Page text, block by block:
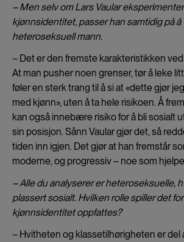
– Men selv om Lars Vaular
kjønnsidentitet, passer han samtidig på å
heteroseksuell mann.
– Det er den fremste karakteristikken
At man pusher noen grenser, tør å leke
føler en sterk trang til å si at «dette gjør
med kjønn», uten å ta hele risikoen. Å
kan også innebære risiko for å bli sosialt
sin posisjon. Sånn Vaular gjør det, så
tiden inn igjen. Det gjør at han fremstår
moderne, og progressiv – noe som
– Alle du analyserer er heteroseksuelle,
plassert sosialt. Hvilken rolle spiller det
kjønnsidentitet oppfattes?
– Hvitheten og klassetilhørigheten er del